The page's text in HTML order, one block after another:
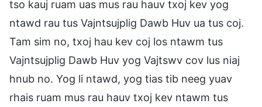
tso kauj ruam uas mus rau hauv txoj kev yog
ntawd rau tus Vajntsujplig Dawb Huv ua tus coj.
Tam sim no, txoj hau kev coj los ntawm tus
Vajntsujplig Dawb Huv yog Vajtswv cov lus niaj
hnub no. Yog li ntawd, yog tias tib neeg yuav
rhais ruam mus rau hauv txoj kev ntawm tus